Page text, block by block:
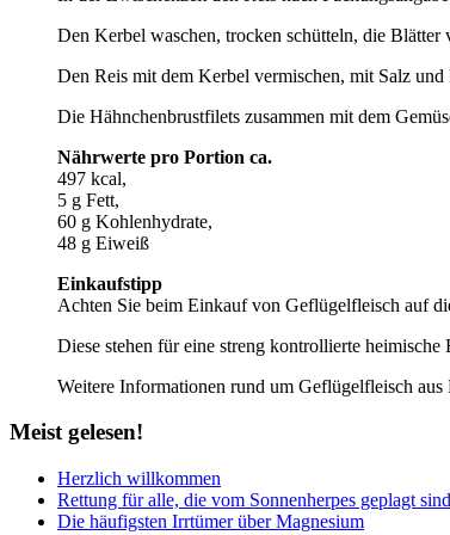
Den Kerbel waschen, trocken schütteln, die Blätter
Den Reis mit dem Kerbel vermischen, mit Salz und
Die Hähnchenbrustfilets zusammen mit dem
Nährwerte pro Portion ca.
497 kcal,
5 g Fett,
60 g Kohlenhydrate,
48 g Eiweiß
Einkaufstipp
Achten Sie beim Einkauf von Geflügelfleisch auf
Diese stehen für eine streng kontrollierte
Weitere Informationen rund um Geflügelfleisch
Meistgelesen!
Herzlich willkommen
Rettung für alle, die vom Sonnenherpes geplagt sind
Die häufigsten Irrtümer über Magnesium